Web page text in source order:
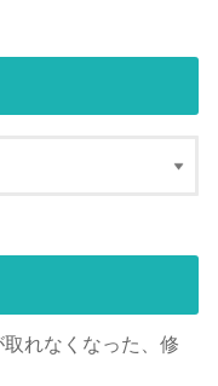
れなくなった、修